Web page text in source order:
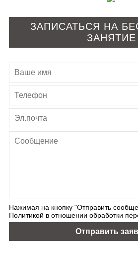
ЗАПИСАТЬСЯ НА
ЗАНЯТИЕ
Нажимая на кнопку "Отправить
Политикой в отношении обработки